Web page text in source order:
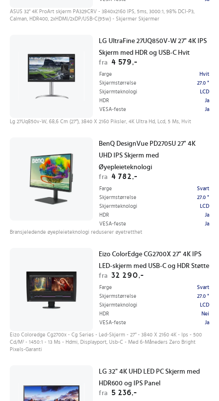
ASUS 32" 4K ProArt skjerm PA329CRV - 3840x2160 IPS, 5ms, 3000:1, 98% DCI-P3,
Calman, HDR400, 2xHDMI/2xDP/USB-C(95w) - Skjermer Skjermer
LG UltraFine 27UQ850V-W 27" 4K IPS
Skjerm med HDR og USB-C Hvit
fra 4 579,-
Farge
Hvit
Skjermstørrelse
27.0 "
Skjermteknologi
LCD
HDR
Ja
VESA-feste
Ja
Lg 27Uq850v-W, 68,6 Cm (27"), 3840 X 2160 Piksler, 4K Ultra Hd, Lcd, 5 Ms, Hvit
BenQ DesignVue PD2705U 27" 4K
UHD IPS Skjerm med
Øyepleieteknologi
fra 4 782,-
Farge
Svart
Skjermstørrelse
27.0 "
Skjermteknologi
LCD
HDR
Ja
VESA-feste
Ja
Bransjeledende øyepleieteknologi reduserer øyetretthet
Eizo ColorEdge CG2700X 27" 4K IPS
LED-skjerm med USB-C og HDR Støtte
fra 32 290,-
Farge
Svart
Skjermstørrelse
27.0 "
Skjermteknologi
LCD
HDR
Nei
VESA-feste
Ja
Eizo Coloredge Cg2700x - Cg Series - Led-Skjerm - 27" - 3840 X 2160 4K - Ips - 500
Cd/M² - 1450:1 - 13 Ms - Hdmi, Displayport, Usb-C - Med 6-Måneders Zero Bright
Pixels-Garanti
LG 32" 4K UHD LED PC Skjerm med
HDR600 og IPS Panel
fra
5 236,-